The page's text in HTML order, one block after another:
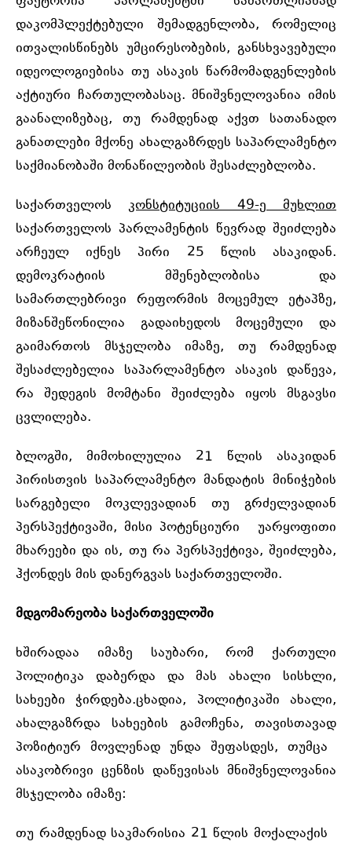
დაკომპლექტებული შემადგენლობა, რომელიც
ითვალისწინებს უმცირესობების, განსხვავებული
იდეოლოგიებისა თუ ასაკის წარმომადგენლების
აქტიური ჩართულობასაც.მნიშვნელოვანია იმის
გაანალიზებაც, თუ რამდენად აქვთ სათანადო
განათლები მქონე ახალგაზრდეს საპარლამენტო
საქმიანობაში მონაწილეობის შესაძლებლობა.
საქართველოსკონსტიტუციის 49-ე მუხლით
საქართველოს პარლამენტის წევრად შეიძლება
არჩეულ იქნეს პირი 25 წლის ასაკიდან.
დემოკრატიის მშენებლობისა და
სამართლებრივი რეფორმის მოცემულ ეტაპზე,
მიზანშეწონილია გადაიხედოს მოცემული და
გაიმართოს მსჯელობა იმაზე, თუ რამდენად
შესაძლებელია საპარლამენტო ასაკის დაწევა,
რა შედეგის მომტანი შეიძლება იყოს მსგავსი
ცვლილება.
ბლოგში, მიმოხილულია 21 წლის ასაკიდან
პირისთვის საპარლამენტო მანდატის მინიჭების
სარგებელი მოკლევადიან თუ გრძელვადიან
პერსპექტივაში, მისი პოტენციური უარყოფითი
მხარეები და ის, თუ რა პერსპექტივა, შეიძლება,
ჰქონდეს მის დანერგვას საქართველოში.
მდგომარეობა საქართველოში
ხშირადაა იმაზე საუბარი, რომ ქართული
პოლიტიკა დაბერდა და მას ახალი სისხლი,
სახეები ჭირდება.ცხადია, პოლიტიკაში ახალი,
ახალგაზრდა სახეების გამოჩენა, თავისთავად
პოზიტიურ მოვლენად უნდა შეფასდეს, თუმცა
ასაკობრივი ცენზის დაწევისას მნიშვნელოვანია
მსჯელობა იმაზე:
თუ რამდენად საკმარისია 21 წლის მოქალაქის